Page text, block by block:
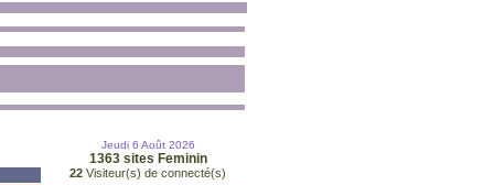
Jeudi 6 Août 2026
1363sites Feminin
22 Visiteur(s) de connecté(s)